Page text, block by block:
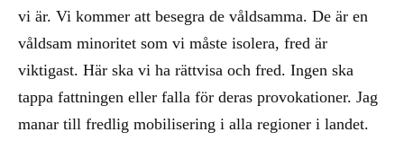
vi är. Vi kommer att besegra de våldsamma. De är en
våldsam minoritet som vi måste isolera, fred är
viktigast. Här ska vi ha rättvisa och fred. Ingen ska
tappa fattningen eller falla för deras provokationer. Jag
manar till fredlig mobilisering i alla regioner i landet.